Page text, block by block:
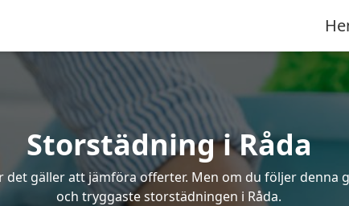
Storstädning i Råda
gäller att jämföra offerter. Men om du följer
och tryggaste storstädningen i Råda.